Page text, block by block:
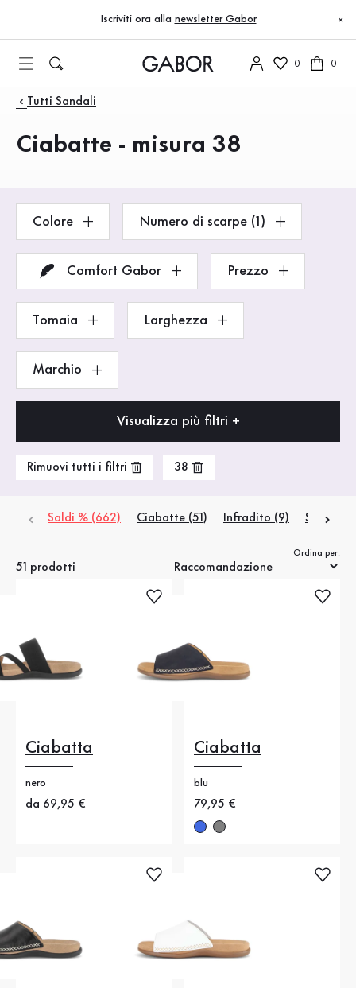
Vai al contenuto principale
Vai alla navigazione principale
Iscriviti ora alla newsletter Gabor ×
0 0
Prodotti
Tutti Sandali
Ciabatte - misura 38
Colore Numero di scarpe (1)
Comfort Gabor Prezzo
Tomaia Larghezza
Marchio
Visualizza più filtri +
Rimuovi tutti i filtri 38
Saldi % (662) Ciabatte (51) Infradito (9) Sandali
51 prodotti
Ordina per:
Ciabatta
nero
Nuovo prezzo
da 69,95 €
Ciabatta
blu
Nuovo prezzo
79,95 €